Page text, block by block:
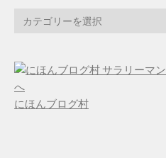
リ
ー
にほんブログ村